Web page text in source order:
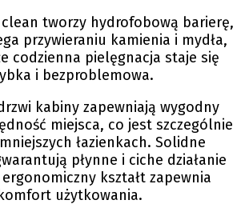
clean tworzy hydrofobową barierę,
przywieraniu kamienia i mydła,
codzienna pielęgnacja staje się
i bezproblemowa.
kabiny zapewniają wygodny
miejsca, co jest szczególnie
łazienkach. Solidne
płynne i ciche działanie
kształt zapewnia
komfort użytkowania.